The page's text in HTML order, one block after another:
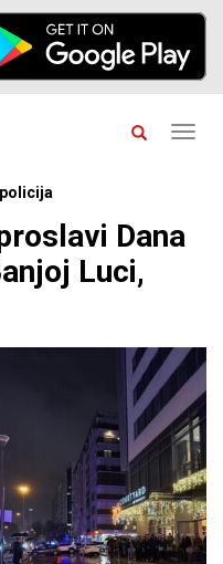
Dana
Luci,